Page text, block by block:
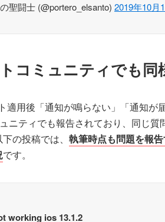
聖闘士 (@portero_elsanto) 2019年10月
コミュニティでも同
適用後「通知が鳴らない」「通知が
ニティでも報告されており、同じ
の投稿では、 執筆時点も問題を報
です。
working ios 13.1.2